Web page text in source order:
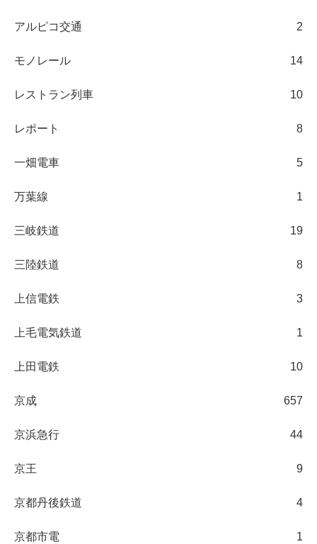
アルピコ交通 2
モノレール 14
レストラン列車 10
レポート 8
一畑電車 5
万葉線 1
三岐鉄道 19
三陸鉄道 8
上信電鉄 3
上毛電気鉄道 1
上田電鉄 10
京成 657
京浜急行 44
京王 9
京都丹後鉄道 4
京都市電 1